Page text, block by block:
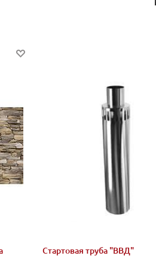
Стартовая труба "ВВД"